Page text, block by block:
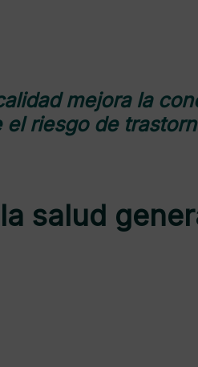
mejora la
el riesgo de
salud